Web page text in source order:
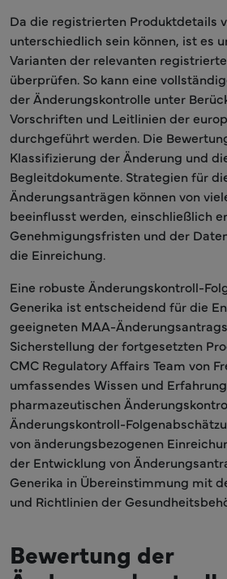
Da die registrierten Produktdetails
unterschiedlich sein können, ist es
Varianten der relevanten
überprüfen. So kann eine
der Änderungskontrolle unter
Vorschriften und Leitlinien der
durchgeführt werden. Die
Klassifizierung der Änderung und
Begleitdokumente. Strategien für
Änderungsanträgen können von
beeinflusst werden, einschließlich
Genehmigungsfristen und der
die Einreichung.
Eine robuste Änderungskontroll-
Generika ist entscheidend für die
geeigneten MAA-
Sicherstellung der fortgesetzten
CMC Regulatory Affairs Team von
umfassendes Wissen und
pharmazeutischen
Änderungskontroll-
von änderungsbezogenen
der Entwicklung von
Generika in Übereinstimmung mit
und Richtlinien der
Bewertung der